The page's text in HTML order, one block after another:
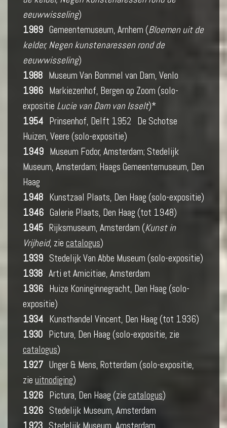
eeuwwisseling)
1989 Gemeentemuseum, Arnhem (Bloemen uit de
kelder, Negen kunstenaressen rond de
eeuwwisseling)
1988 Museum Van Bommel van Dam, Venlo
1986 Markiezenhof, Bergen op Zoom (solo-
expositie Lucie van Dam van Isselt)*
1954 Prinsenhof, Delft 1952 De Schotse
Huizen, Veere (solo-expositie)
1949 Museum Fodor, Amsterdam; Stedelijk
Museum, Amsterdam; Haags Gemeentemuseum, Den
Haag
1948 Kunstzaal Plaats, Den Haag (solo-expositie)
1946 Galerie Plaats, Den Haag (tot 1948)
1945 Rijksmuseum, Amsterdam (Kunst in
Vrijheid, zie catalogus)
1939 Stedelijk Van Abbe Museum (solo-expositie)
1938 Arti et Amicitiae, Amsterdam
1936 Huize Koninginnegracht, Den Haag (solo-
expositie)
1934 Kunsthandel Vincent, Den Haag (tot 1936)
1930 Pictura, Den Haag (solo-expositie, zie
catalogus)
1927 Unger & Mens, Rotterdam (solo-expositie,
zie uitnodiging)
1926 Pictura, Den Haag (zie catalogus)
1926 Stedelijk Museum, Amsterdam